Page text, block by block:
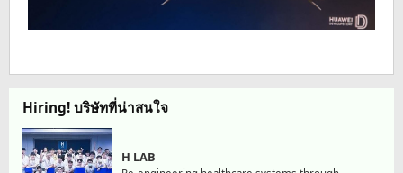
Hiring! บริษัทที่น่าสนใจ
H LAB